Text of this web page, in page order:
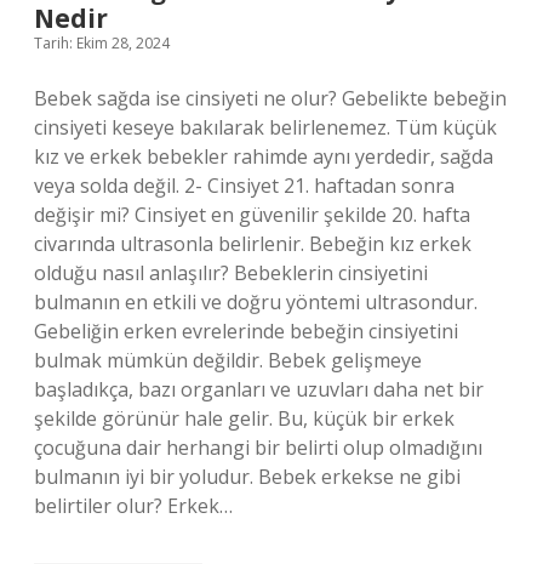
Nedir
Tarih: Ekim 28, 2024
Bebek sağda ise cinsiyeti ne olur? Gebelikte bebeğin
cinsiyeti keseye bakılarak belirlenemez. Tüm küçük
kız ve erkek bebekler rahimde aynı yerdedir, sağda
veya solda değil. 2- Cinsiyet 21. haftadan sonra
değişir mi? Cinsiyet en güvenilir şekilde 20. hafta
civarında ultrasonla belirlenir. Bebeğin kız erkek
olduğu nasıl anlaşılır? Bebeklerin cinsiyetini
bulmanın en etkili ve doğru yöntemi ultrasondur.
Gebeliğin erken evrelerinde bebeğin cinsiyetini
bulmak mümkün değildir. Bebek gelişmeye
başladıkça, bazı organları ve uzuvları daha net bir
şekilde görünür hale gelir. Bu, küçük bir erkek
çocuğuna dair herhangi bir belirti olup olmadığını
bulmanın iyi bir yoludur. Bebek erkekse ne gibi
belirtiler olur? Erkek…